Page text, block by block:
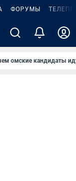
ФОРУМЫ
омские кандидаты